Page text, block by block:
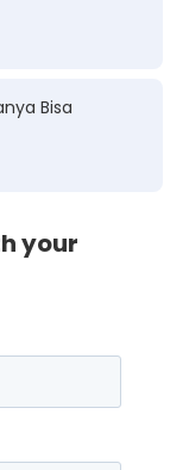
Bisa
your